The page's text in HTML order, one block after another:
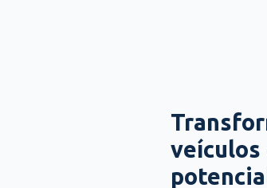
veículos